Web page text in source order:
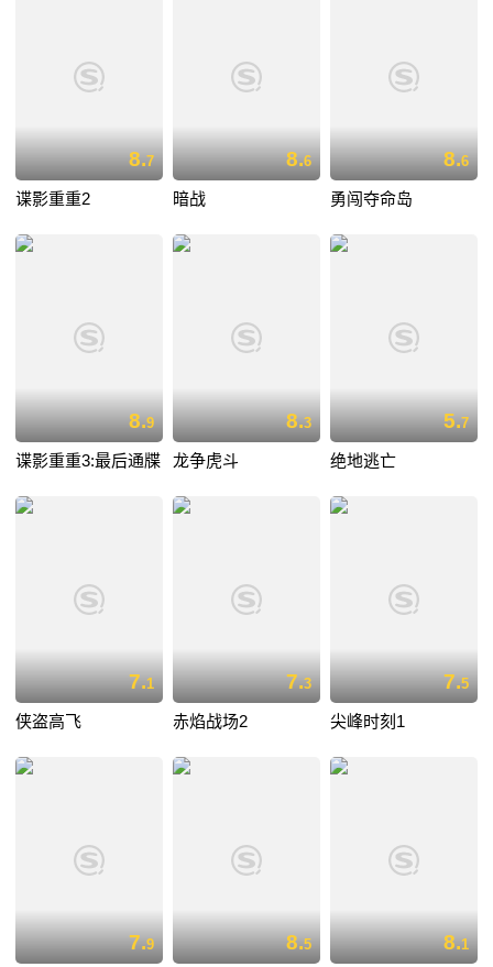
8.7
谍影重重2
8.6
暗战
8.6
勇闯夺命岛
8.9
谍影重重3:最后通牒
8.3
龙争虎斗
5.7
绝地逃亡
7.1
侠盗高飞
7.3
赤焰战场2
7.5
尖峰时刻1
7.9 8.5 8.1